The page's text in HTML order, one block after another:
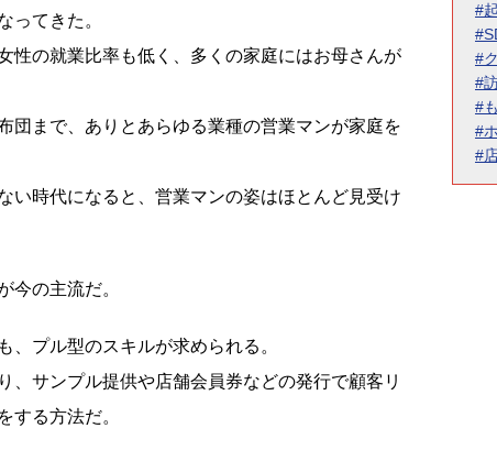
ってきた。
性の就業比率も低く、多くの家庭にはお母さんが
団まで、ありとあらゆる業種の営業マンが家庭を
い時代になると、営業マンの姿はほとんど見受け
今の主流だ。
、プル型のスキルが求められる。
、サンプル提供や店舗会員券などの発行で顧客リ
する方法だ。
#
#
#
#
#
#